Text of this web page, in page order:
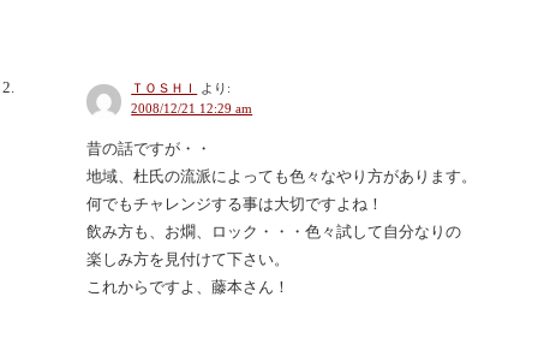
ＴＯＳＨＩ
より:
2008/12/21 12:29 am
昔の話ですが・・
地域、杜氏の流派によっても色々なやり方があります。
何でもチャレンジする事は大切ですよね！
飲み方も、お燗、ロック・・・色々試して自分なりの
楽しみ方を見付けて下さい。
これからですよ、藤本さん！